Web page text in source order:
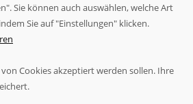
Sie können auch auswählen, welche Art
Sie auf "Einstellungen" klicken.
Cookies akzeptiert werden sollen. Ihre